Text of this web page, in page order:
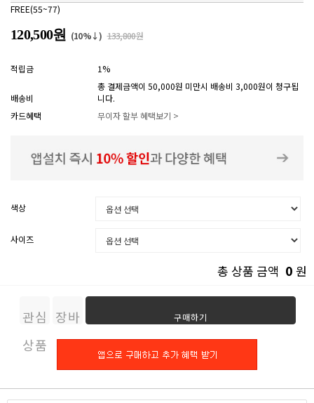
FREE(55~77)
120,500원 (10%↓) 133,800원
적립금 1%
배송비
총 결제금액이 50,000원 미만시 배송비 3,000원이 청구됩
니다.
카드혜택
무이자 할부 혜택보기 >
색상
사이즈
총 상품 금액 0 원
관심
상품
장바
구니
구매하기